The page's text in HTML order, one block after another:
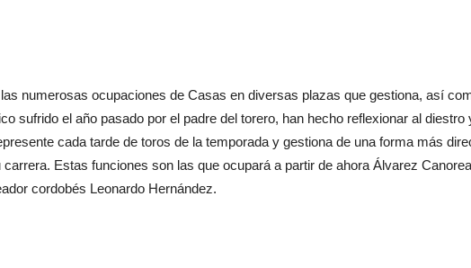
numerosas ocupaciones de Casas en diversas plazas que gestiona, así
sufrido el año pasado por el padre del torero, han hecho reflexionar al diestro
cada tarde de toros de la temporada y gestiona de una forma más
carrera. Estas funciones son las que ocupará a partir de ahora Álvarez
cordobés Leonardo Hernández.